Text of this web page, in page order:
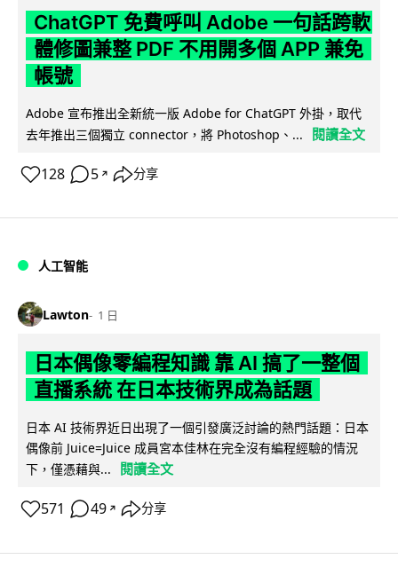
ChatGPT 免費呼叫 Adobe 一句話跨軟
體修圖兼整 PDF 不用開多個 APP 兼免
帳號
Adobe 宣布推出全新統一版 Adobe for ChatGPT 外掛，取代
去年推出三個獨立 connector，將 Photoshop、...
閱讀全文
128 5 ↗ 分享
人工智能
Lawton 1 日
日本偶像零編程知識 靠 AI 搞了一整個
直播系統 在日本技術界成為話題
日本 AI 技術界近日出現了一個引發廣泛討論的熱門話題：日本
偶像前 Juice=Juice 成員宮本佳林在完全沒有編程經驗的情況
下，僅憑藉與...
閱讀全文
571 49 ↗ 分享